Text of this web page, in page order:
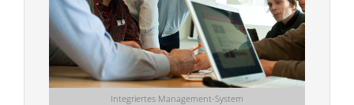
Integriertes Management-System